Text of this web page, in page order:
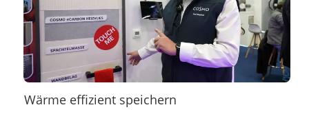
Wärme effizient speichern